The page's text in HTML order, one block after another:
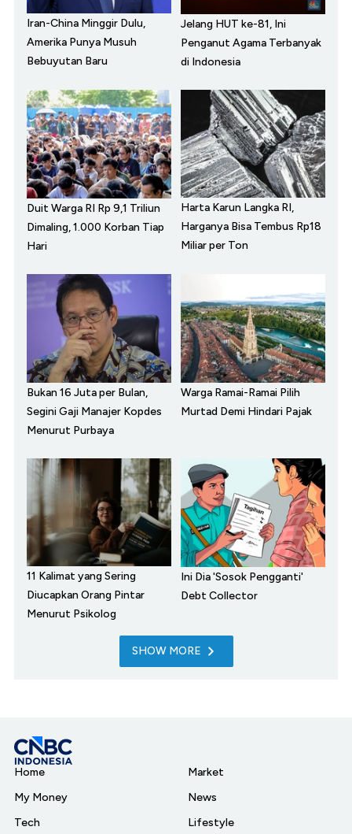
Iran-China Minggir Dulu,
Amerika Punya Musuh
Bebuyutan Baru
Jelang HUT ke-81, Ini
Penganut Agama Terbanyak
di Indonesia
Duit Warga RI Rp 9,1 Triliun
Dimaling, 1.000 Korban Tiap
Hari
Harta Karun Langka RI,
Harganya Bisa Tembus Rp18
Miliar per Ton
Bukan 16 Juta per Bulan,
Segini Gaji Manajer Kopdes
Menurut Purbaya
Warga Ramai-Ramai Pilih
Murtad Demi Hindari Pajak
11 Kalimat yang Sering
Diucapkan Orang Pintar
Menurut Psikolog
Ini Dia 'Sosok Pengganti'
Debt Collector
SHOW MORE
Home
My Money
Tech
Market
News
Lifestyle